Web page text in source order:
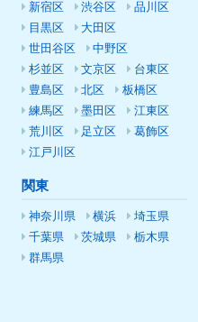
新宿区
渋谷区
品川区
目黒区
大田区
世田谷区
中野区
杉並区
文京区
台東区
豊島区
北区
板橋区
練馬区
墨田区
江東区
荒川区
足立区
葛飾区
江戸川区
関東
神奈川県 横浜
埼玉県
千葉県
茨城県
栃木県
群馬県